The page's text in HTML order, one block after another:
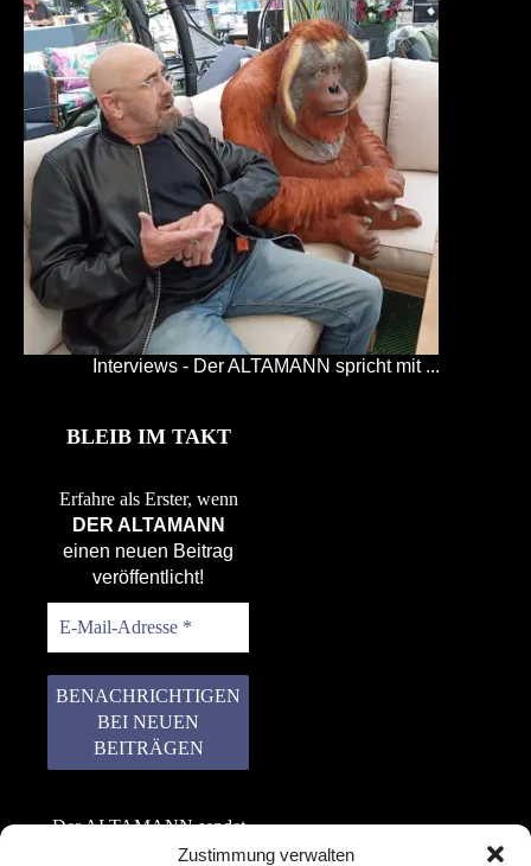
Zustimmung verwalten
Interviews - Der ALTAMANN spricht mit ...
BLEIB IM TAKT
Erfahre als Erster, wenn
DER ALTAMANN
einen neuen Beitrag
veröffentlicht!
Der ALTAMANN sendet
keinen Spam! Er gibt